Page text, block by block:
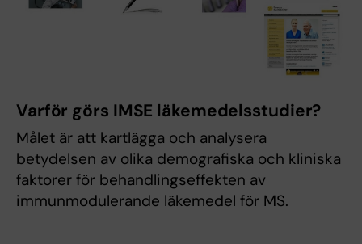
Varför görs IMSE läkemedelsstudier?
Målet är att kartlägga och analysera
betydelsen av olika demografiska och kliniska
faktorer för behandlingseffekten av
immunmodulerande läkemedel för MS.